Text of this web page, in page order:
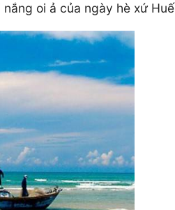
nắng oi ả của ngày hè xứ Huế